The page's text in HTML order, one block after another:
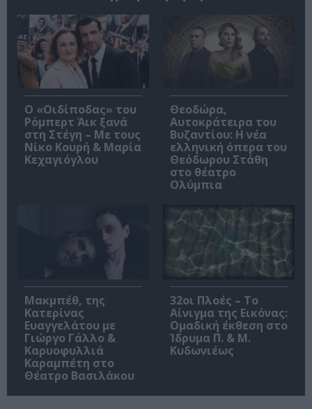
O «Οιδίποδας» του
Ρόμπερτ Άικ ξανά
στη Στέγη – Με τους
Νίκο Κουρή & Μαρία
Κεχαγιόγλου
Θεοδώρα,
Αυτοκράτειρα του
Βυζαντίου: Η νέα
ελληνική όπερα του
Θεόδωρου Στάθη
στο θέατρο
Ολύμπια
Μακμπέθ, της
Κατερίνας
Ευαγγελάτου με
Γιώργο Γάλλο &
Καρυοφυλλιά
Καραμπέτη στο
Θέατρο Βασιλάκου
32οι Πλοές – Το
Αίνιγμα της Εικόνας:
Ομαδική έκθεση στο
Ίδρυμα Π. & Μ.
Κυδωνιέως